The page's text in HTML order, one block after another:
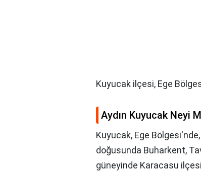
Kuyucak ilçesi, Ege
Aydın Kuyucak Neyi
Kuyucak, Ege Bölgesi'nde,
doğusunda Buharkent,
güneyinde Karacasu